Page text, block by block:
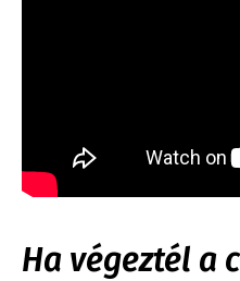
Ha végeztél a